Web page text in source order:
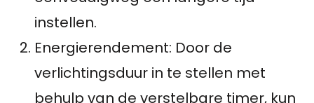
instellen.
Energierendement: Door de
verlichtingsduur in te stellen met
behulp van de verstelbare timer, kun